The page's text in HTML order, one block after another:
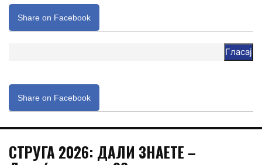
Share on Facebook
Гласај
Share on Facebook
СТРУГА 2026: ДАЛИ ЗНАЕТЕ –